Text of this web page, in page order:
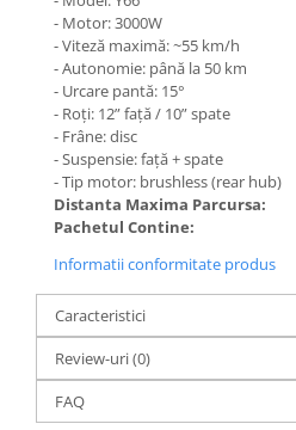
- Motor: 3000W
- Viteză maximă: ~55 km/h
- Autonomie: până la 50 km
- Urcare pantă: 15°
- Roți: 12” față / 10” spate
- Frâne: disc
- Suspensie: față + spate
- Tip motor: brushless (rear hub)
Distanta Maxima Parcursa:
Pachetul Contine:
Informatii conformitate produs
Caracteristici
Review-uri(0)
FAQ